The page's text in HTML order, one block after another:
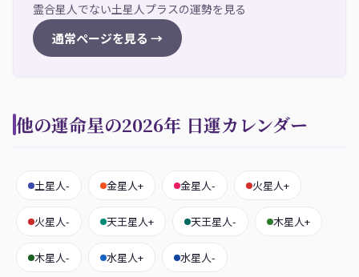
霊合星人でない土星人プラスの運勢を見る
通常ページを見る →
他の運命星の2026年 日運カレンダー
土星人- 金星人+ 金星人- 火星人+
火星人- 天王星人+ 天王星人- 木星人+
木星人- 水星人+ 水星人-